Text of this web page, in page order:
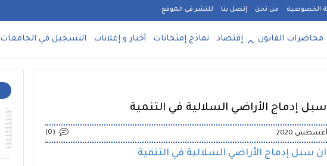
الخصوصية من نحن إتصل بنا للنشر في الموقع
محاضرات القانون إقتصاد نماذج إمتحانات أخبار و إعلانات التسجيل في الجامعات
(0)
إدماج الأراضي السلالية في التنمية